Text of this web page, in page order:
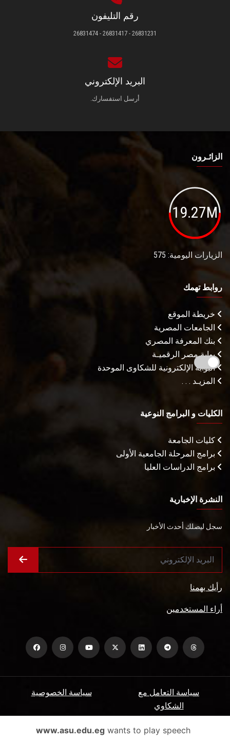
رقم التليفون
26831231 - 26831417 - 26831474
البريد الإلكتروني
أرسل استفسارك.
الزائـرون
19.27M
الزيارات اليومية: 575
روابط تهمك
خريطة الموقع
الجامعات المصرية
بنك المعرفة المصري
بوابة مصر الرقميـة
البوابة الإلكترونية للشكاوى الموحدة
المزيـد . . .
الكليات و البرامج النوعية
كليات الجامعة
برامج المرحلة الجامعية الأولى
برامج الدراسات العليا
النشرة الإخبارية
سجل ليصلك أحدث الأخبار
رأيك يهمنا
أراء المستخدمين
سياسة الخصوصية
سياسة التعامل مع
الشكاوي
الأسئلة الشائعة ميثاق المتعاملين www.asu.edu.egwants to play speech